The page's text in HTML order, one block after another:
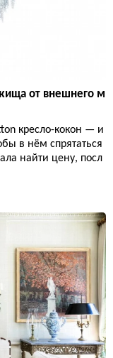
от внешнего м
кресло-кокон — и
в нём спрятаться
найти цену, посл